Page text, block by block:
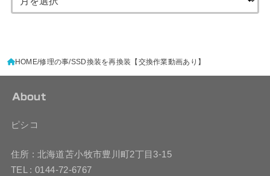
HOME 修理の事 SSD換装を再換装【交換作業動画あり】
About
ピシコ
住所 : 北海道苫小牧市豊川町2丁目3-15
TEL : 0144-72-6767